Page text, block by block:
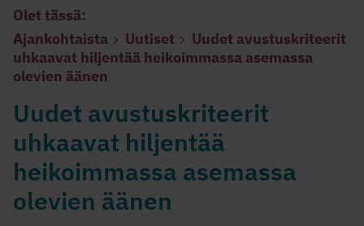
Olet tässä:
Ajankohtaista
Uutiset
Uudet avustuskriteerit
uhkaavat hiljentää heikoimmassa asemassa
olevien äänen
Uudet avustuskriteerit
uhkaavat hiljentää
heikoimmassa asemassa
olevien äänen